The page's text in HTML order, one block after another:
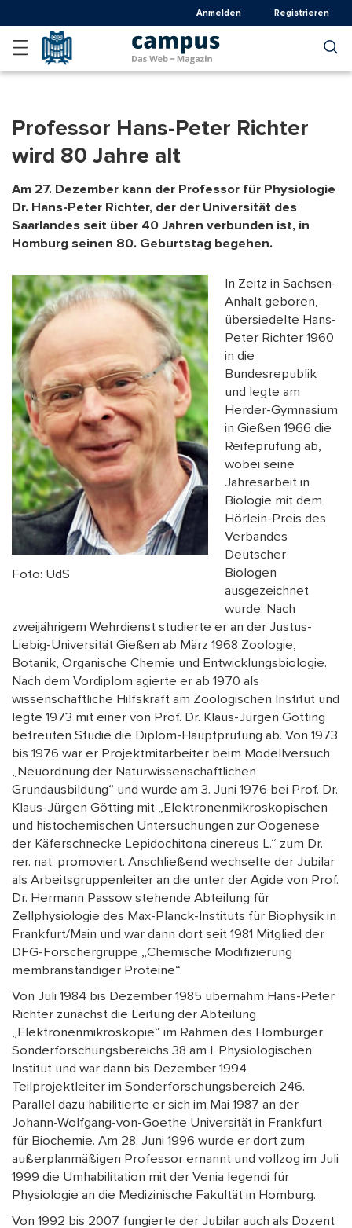
zum
Inhalt
Anmelden Registrieren
Professor Hans-Peter Richter
wird 80 Jahre alt
Am 27. Dezember kann der Professor für Physiologie
Dr. Hans-Peter Richter, der der Universität des
Saarlandes seit über 40 Jahren verbunden ist, in
Homburg seinen 80. Geburtstag begehen.
Foto: UdS
In Zeitz in Sachsen-
Anhalt geboren,
übersiedelte Hans-
Peter Richter 1960
in die
Bundesrepublik
und legte am
Herder-Gymnasium
in Gießen 1966 die
Reifeprüfung ab,
wobei seine
Jahresarbeit in
Biologie mit dem
Hörlein-Preis des
Verbandes
Deutscher
Biologen
ausgezeichnet
wurde. Nach
zweijährigem Wehrdienst studierte er an der Justus-
Liebig-Universität Gießen ab März 1968 Zoologie,
Botanik, Organische Chemie und Entwicklungsbiologie.
Nach dem Vordiplom agierte er ab 1970 als
wissenschaftliche Hilfskraft am Zoologischen Institut und
legte 1973 mit einer von Prof. Dr. Klaus-Jürgen Götting
betreuten Studie die Diplom-Hauptprüfung ab. Von 1973
bis 1976 war er Projektmitarbeiter beim Modellversuch
„Neuordnung der Naturwissenschaftlichen
Grundausbildung“ und wurde am 3. Juni 1976 bei Prof. Dr.
Klaus-Jürgen Götting mit „Elektronenmikroskopischen
und histochemischen Untersuchungen zur Oogenese
der Käferschnecke Lepidochitona cinereus L.“ zum Dr.
rer. nat. promoviert. Anschließend wechselte der Jubilar
als Arbeitsgruppenleiter an die unter der Ägide von Prof.
Dr. Hermann Passow stehende Abteilung für
Zellphysiologie des Max-Planck-Instituts für Biophysik in
Frankfurt/Main und war dann dort seit 1981 Mitglied der
DFG-Forschergruppe „Chemische Modifizierung
membranständiger Proteine“.
Von Juli 1984 bis Dezember 1985 übernahm Hans-Peter
Richter zunächst die Leitung der Abteilung
„Elektronenmikroskopie“ im Rahmen des Homburger
Sonderforschungsbereichs 38 am I. Physiologischen
Institut und war dann bis Dezember 1994
Teilprojektleiter im Sonderforschungsbereich 246.
Parallel dazu habilitierte er sich im Mai 1987 an der
Johann-Wolfgang-von-Goethe Universität in Frankfurt
für Biochemie. Am 28. Juni 1996 wurde er dort zum
außerplanmäßigen Professor ernannt und vollzog im Juli
1999 die Umhabilitation mit der Venia legendi für
Physiologie an die Medizinische Fakultät in Homburg.
Von 1992 bis 2007 fungierte der Jubilar auch als Dozent